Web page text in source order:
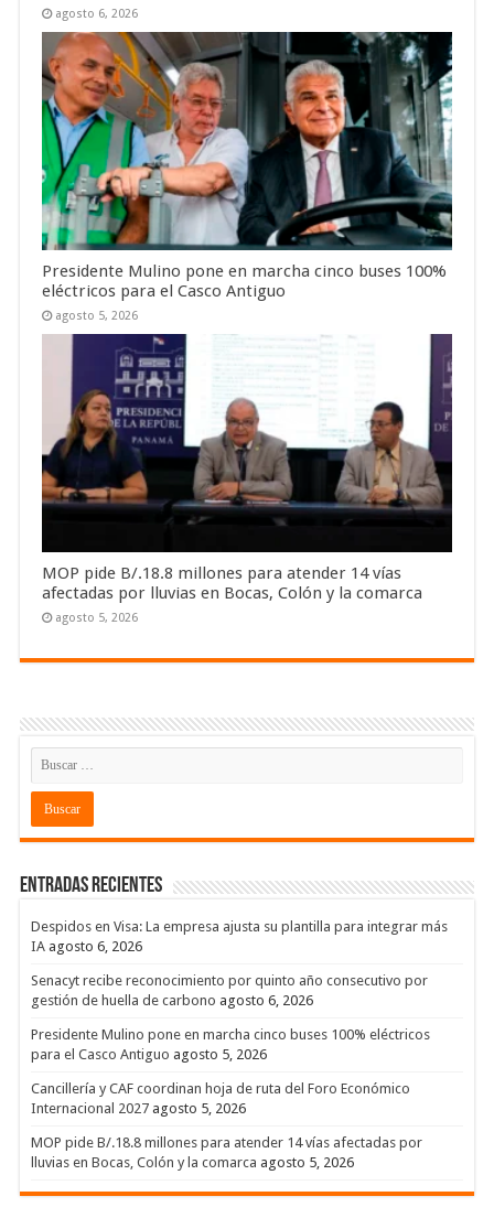
agosto 6, 2026
Presidente Mulino pone en marcha cinco buses 100%
eléctricos para el Casco Antiguo
agosto 5, 2026
MOP pide B/.18.8 millones para atender 14 vías
afectadas por lluvias en Bocas, Colón y la comarca
agosto 5, 2026
Entradas recientes
Despidos en Visa: La empresa ajusta su plantilla para integrar más
IA agosto 6, 2026
Senacyt recibe reconocimiento por quinto año consecutivo por
gestión de huella de carbono agosto 6, 2026
Presidente Mulino pone en marcha cinco buses 100% eléctricos
para el Casco Antiguo agosto 5, 2026
Cancillería y CAF coordinan hoja de ruta del Foro Económico
Internacional 2027 agosto 5, 2026
MOP pide B/.18.8 millones para atender 14 vías afectadas por
lluvias en Bocas, Colón y la comarca agosto 5, 2026